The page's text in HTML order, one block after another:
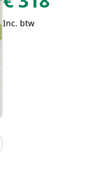
Inc. btw